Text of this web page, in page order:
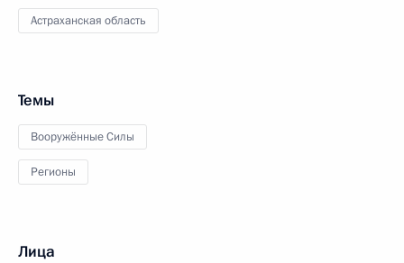
Астраханская область
Темы
Вооружённые Силы
Регионы
Лица